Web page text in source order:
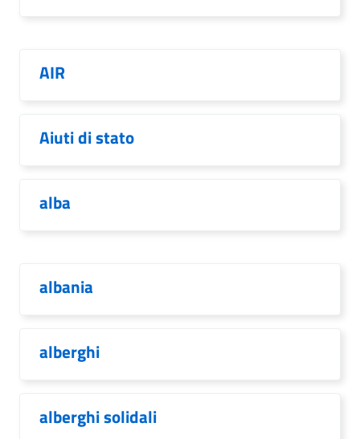
AIR
Aiuti di stato
alba
albania
alberghi
alberghi solidali